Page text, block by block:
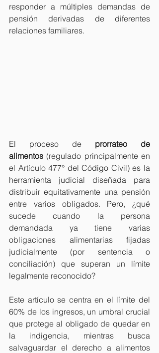
responder a múltiples demandas de
pensión derivadas de diferentes
relaciones familiares.
El proceso de prorrateo de
alimentos (regulado principalmente en
el Artículo 477° del Código Civil) es la
herramienta judicial diseñada para
distribuir equitativamente una pensión
entre varios obligados. Pero, ¿qué
sucede cuando la persona
demandada ya tiene varias
obligaciones alimentarias fijadas
judicialmente (por sentencia o
conciliación) que superan un límite
legalmente reconocido?
Este artículo se centra en el límite del
60% de los ingresos, un umbral crucial
que protege al obligado de quedar en
la indigencia, mientras busca
salvaguardar el derecho a alimentos